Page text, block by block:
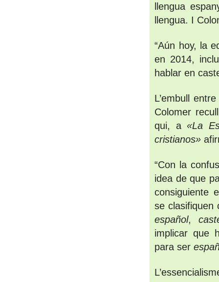
llengua
llengua. I
“Aún hoy, la
en 2014,
hablar en
L’embull
Colomer
qui, a «La
cristianos»
“Con la
idea de que
consiguiente
español,
implicar que
para ser